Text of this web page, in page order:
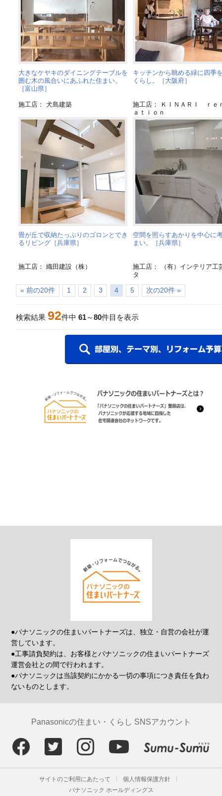
大きなケヤキのダイニングテーブルを
囲む木の風合いにあふれた住まい。
［富山県］
施工店： 犬島建築
キッチンから眺める緑に四季
くらし。［大阪府］
施工店： ＫＩＮＡＲＩ ｒｅ
ａｔｉｏｎ
畳が丘で収納たっぷりのゴロンとでき
るリビング［兵庫県］
施工店： 織田建設（株）
空間を照らすあかりを中心に
まい。［兵庫県］
施工店： （有）インテリア工
タ
« 前の20件 1 2 3 4 5 次の20件 »
検索結果 92件中 61～80件目を表示
●パナソニックの住まいパートナーズは、独立・自営の会社が運
営しています。
●工事請負契約は、お客様とパナソニックの住まいパートナーズ
運営会社との間で行われます。
●パナソニックは当該契約にかかる一切の事項につき責任を負わ
ないものとします。
Panasonicの住まい・くらし SNSアカウント
サイトのご利用にあたって
個人情報保護方針
パナソニック ホールディングス